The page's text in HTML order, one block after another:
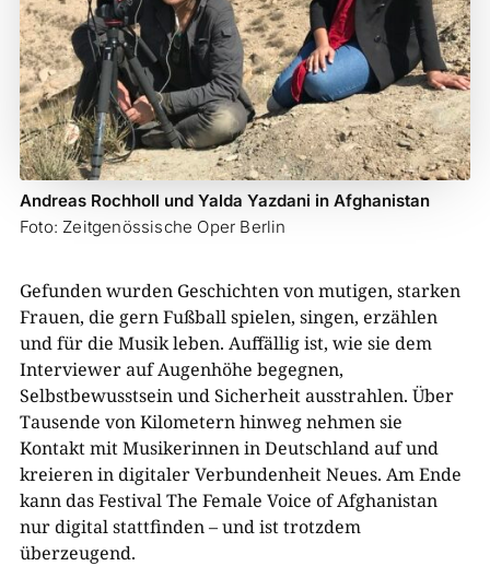
Andreas Rochholl und Yalda Yazdani in Afghanistan
Foto: Zeitgenössische Oper Berlin
Gefunden wurden Geschichten von mutigen, starken
Frauen, die gern Fußball spielen, singen, erzählen
und für die Musik leben. Auffällig ist, wie sie dem
Interviewer auf Augenhöhe begegnen,
Selbstbewusstsein und Sicherheit ausstrahlen. Über
Tausende von Kilometern hinweg nehmen sie
Kontakt mit Musikerinnen in Deutschland auf und
kreieren in digitaler Verbundenheit Neues. Am Ende
kann das Festival The Female Voice of Afghanistan
nur digital stattfinden – und ist trotzdem
überzeugend.